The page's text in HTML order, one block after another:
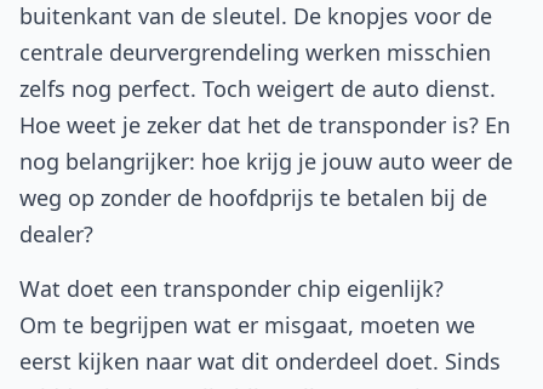
buitenkant van de sleutel. De knopjes voor de
centrale deurvergrendeling werken misschien
zelfs nog perfect. Toch weigert de auto dienst.
Hoe weet je zeker dat het de transponder is? En
nog belangrijker: hoe krijg je jouw auto weer de
weg op zonder de hoofdprijs te betalen bij de
dealer?
Wat doet een transponder chip eigenlijk?
Om te begrijpen wat er misgaat, moeten we
eerst kijken naar wat dit onderdeel doet. Sinds